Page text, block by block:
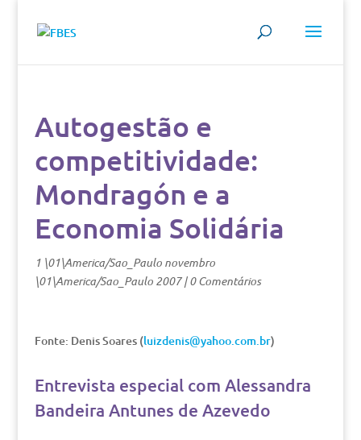
Autogestão e
competitividade:
Mondragón e a
Economia Solidária
1 \01\America/Sao_Paulo novembro
\01\America/Sao_Paulo 2007|0 Comentários
Fonte: Denis Soares (luizdenis@yahoo.com.br)
Entrevista especial com Alessandra
Bandeira Antunes de Azevedo